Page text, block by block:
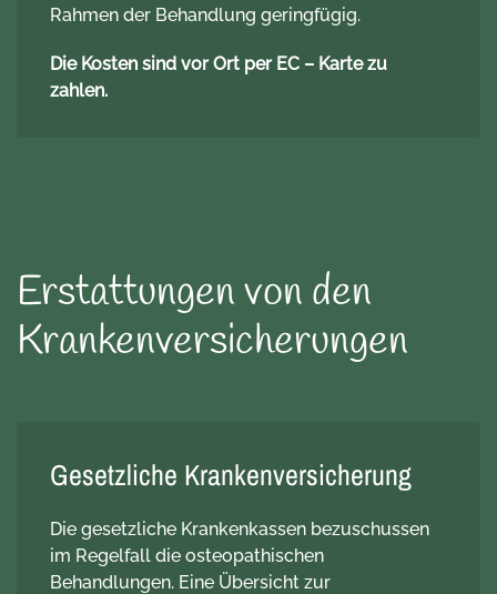
Rahmen der Behandlung geringfügig.
Die Kosten sind vor Ort per EC – Karte zu
zahlen.
Erstattungen von den
Krankenversicherungen
Gesetzliche Krankenversicherung
Die gesetzliche Krankenkassen bezuschussen
im Regelfall die osteopathischen
Behandlungen. Eine Übersicht zur